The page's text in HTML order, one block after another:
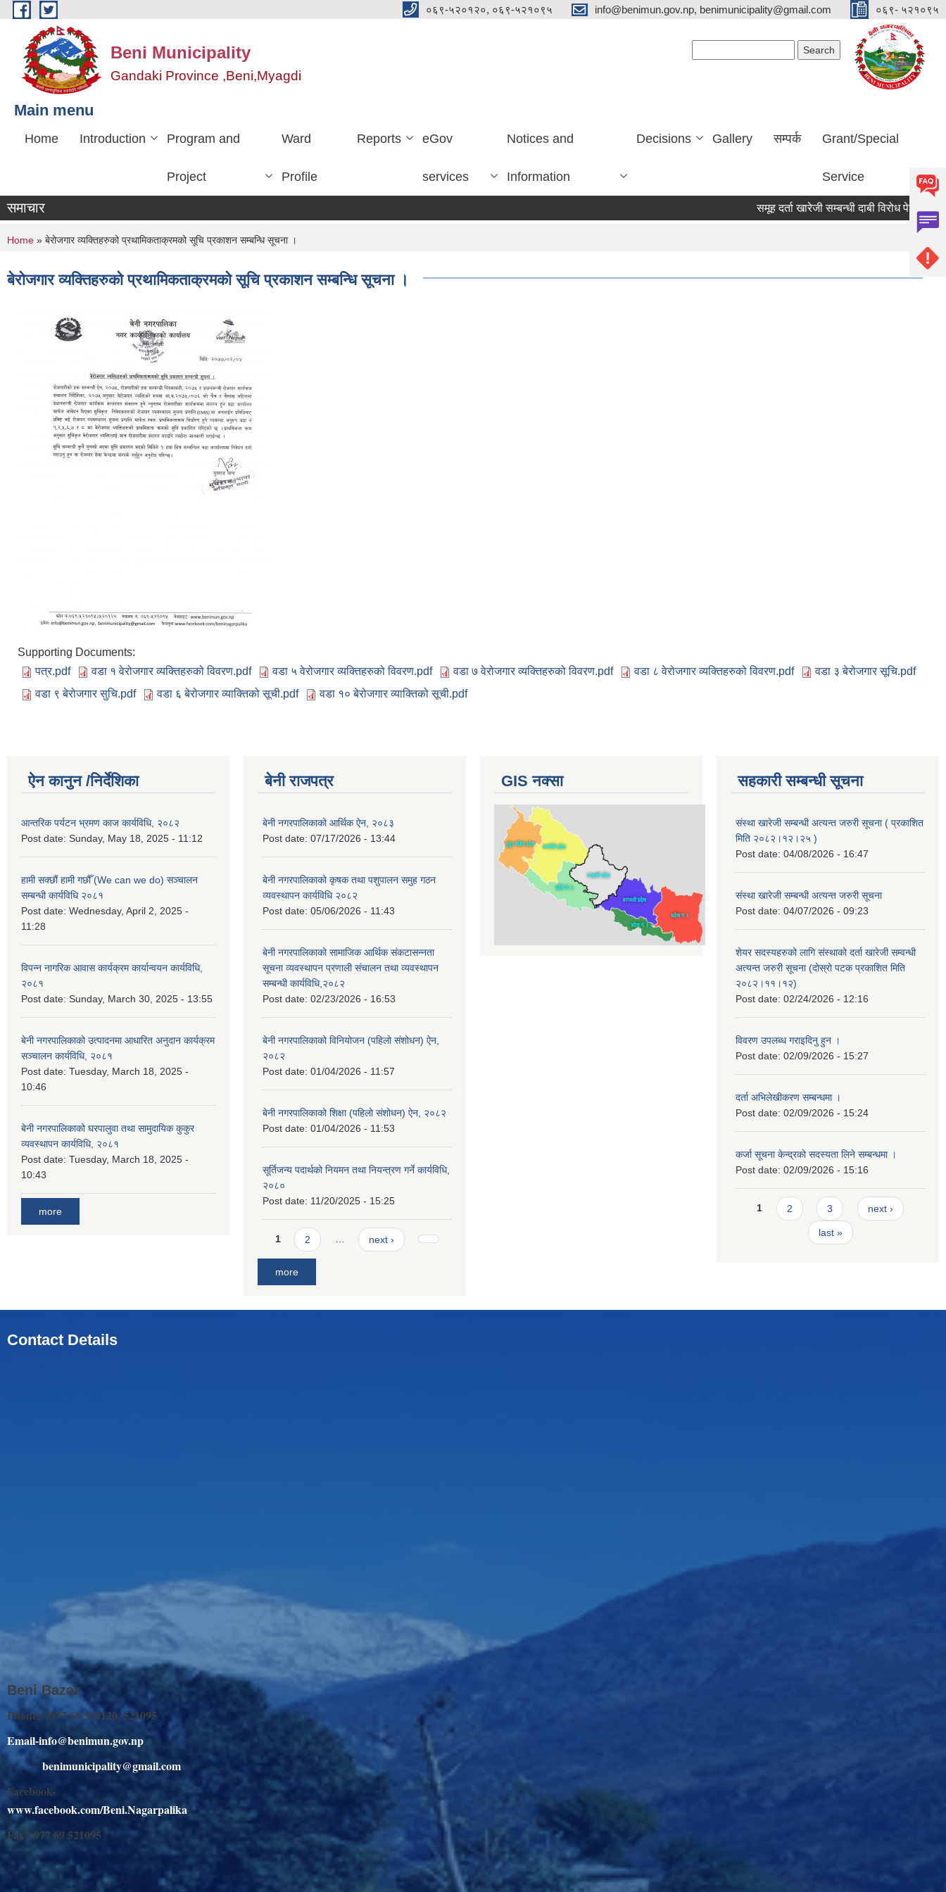
Skip to main content ०६९-५२०१२०, ०६९-५२१०९५ info@benimun.gov.np, benimunicipality@gmail.com ०६९- ५२१०९५
Beni Municipality
Gandaki Province ,Beni,Myagdi
Main menu
Home Introduction Program and
Project
Ward
Profile
Reports eGov
services
Notices and
Information
Decisions Gallery सम्पर्क Grant/Special
Service
समाचार समूह दर्ता खारेजी सम्बन्धी दाबी विरोध पेश गर्ने सूचना ।
You are here
Home » बेरोजगार व्यक्तिहरुको प्रथामिकताक्रमको सूचि प्रकाशन सम्बन्धि सूचना ।
बेरोजगार व्यक्तिहरुको प्रथामिकताक्रमको सूचि प्रकाशन सम्बन्धि सूचना ।
Supporting Documents:
पत्र.pdf
वडा १ वेरोजगार व्यक्तिहरुको विवरण.pdf वडा ५ वेरोजगार व्यक्तिहरुको विवरण.pdf वडा ७ वेरोजगार व्यक्तिहरुको विवरण.pdf वडा ८ वेरोजगार व्यक्तिहरुको विवरण.pdf
वडा ३ बेरोजगार सूचि.pdf
वडा ९ बेरोजगार सुचि.pdf
वडा ६ बेरोजगार व्याक्तिको सूची.pdf वडा १० बेरोजगार व्याक्तिको सूची.pdf
ऐन कानुन /निर्देशिका
आन्तरिक पर्यटन भ्रमण काज कार्यविधि, २०८२
Post date: Sunday, May 18, 2025 - 11:12
हामी सक्छौं हामी गछौँ (We can we do) सञ्चालन
सम्बन्धी कार्यविधि २०८१
Post date: Wednesday, April 2, 2025 -
11:28
विपन्न नागरिक आवास कार्यक्रम कार्यान्वयन कार्यविधि,
२०८१
Post date: Sunday, March 30, 2025 - 13:55
बेनी नगरपालिकाको उत्पादनमा आधारित अनुदान कार्यक्रम
सञ्‍चालन कार्यविधि, २०८१
Post date: Tuesday, March 18, 2025 -
10:46
बेनी नगरपालिकाको घरपालुवा तथा सामुदायिक कुकुर
व्यवस्थापन कार्यविधि, २०८१
Post date: Tuesday, March 18, 2025 -
10:43
more
बेनी राजपत्र
बेनी नगरपालिकाको आर्थिक ऐन, २०८३
Post date: 07/17/2026 - 13:44
बेनी नगरपालिकाको कृषक तथा पशुपालन समुह गठन
व्यवस्थापन कार्यविधि २०८२
Post date: 05/06/2026 - 11:43
बेनी नगरपालिकाको सामाजिक आर्थिक संकटासन्नता
सूचना व्यवस्थापन प्रणाली संचालन तथा व्यवस्थापन
सम्बन्धी कार्यविधि,२०८२
Post date: 02/23/2026 - 16:53
बेनी नगरपालिकाको विनियोजन (पहिलो संशोधन) ऐन,
२०८२
Post date: 01/04/2026 - 11:57
बेनी नगरपालिकाको शिक्षा (पहिलो संशोधन) ऐन, २०८२
Post date: 01/04/2026 - 11:53
सूर्तिजन्य पदार्थको नियमन तथा नियन्त्रण गर्ने कार्यविधि,
२०८०
Post date: 11/20/2025 - 15:25
Pages
1 2 … next ›
more
GIS नक्सा सहकारी सम्बन्धी सूचना
संस्था खारेजी सम्बन्धी अत्यन्त जरुरी सूचना ( प्रकाशित
मिति २०८२।१२।२५ )
Post date: 04/08/2026 - 16:47
संस्था खारेजी सम्बन्धी अत्यन्त जरुरी सूचना
Post date: 04/07/2026 - 09:23
शेयर सदस्यहरुको लागि संस्थाको दर्ता खारेजी सम्वन्धी
अत्यन्त जरुरी सूचना (दोस्रो पटक प्रकाशित मिति
२०८२।११।१२)
Post date: 02/24/2026 - 12:16
विवरण उपलब्ध गराइदिनु हुन ।
Post date: 02/09/2026 - 15:27
दर्ता अभिलेखीकरण सम्बन्धमा ।
Post date: 02/09/2026 - 15:24
कर्जा सूचना केन्द्रको सदस्यता लिने सम्बन्धमा ।
Post date: 02/09/2026 - 15:16
Pages
1 2 3 next ›
last »
Contact Details
Beni Bazar
Phone: +977 69 520120, 521095
Email-info@benimun.gov.np
benimunicipality@gmail.com
Facebook-
www.facebook.com/Beni.Nagarpalika
Fax +977 69 521095